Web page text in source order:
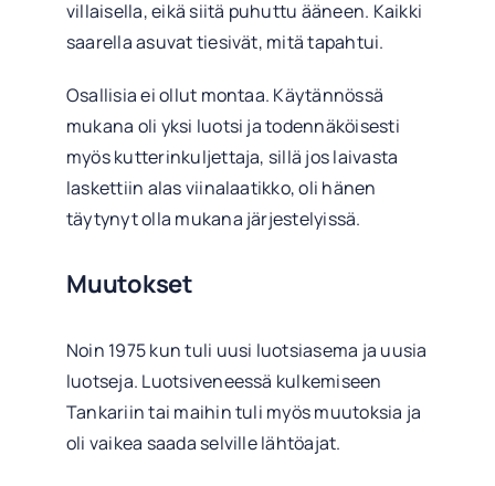
villaisella, eikä siitä puhuttu ääneen. Kaikki
saarella asuvat tiesivät, mitä tapahtui.
Osallisia ei ollut montaa. Käytännössä
mukana oli yksi luotsi ja todennäköisesti
myös kutterinkuljettaja, sillä jos laivasta
laskettiin alas viinalaatikko, oli hänen
täytynyt olla mukana järjestelyissä.
Muutokset
Noin 1975 kun tuli uusi luotsiasema ja uusia
luotseja. Luotsiveneessä kulkemiseen
Tankariin tai maihin tuli myös muutoksia ja
oli vaikea saada selville lähtöajat.